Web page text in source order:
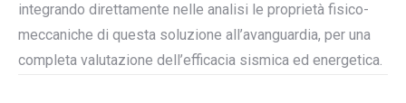
integrando direttamente nelle analisi le proprietà fisico-
meccaniche di questa soluzione all’avanguardia, per una
completa valutazione dell’efficacia sismica ed energetica.